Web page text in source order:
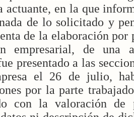
actuante, en la que
de lo solicitado y
de la elaboración
empresarial, de una
presentado a las
el 26 de julio,
por la parte
con la valoración